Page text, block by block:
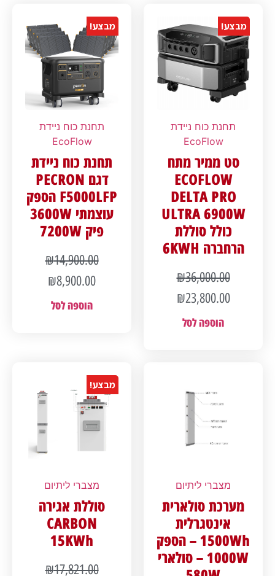
מבצע!
תחנת כוח ניידת
EcoFlow
סט ממיר מתח
ECOFLOW
DELTA PRO
ULTRA 6900W
כולל סוללת
הרחברה 6KWH
₪36,000.00
₪23,800.00
הוספה לסל
מבצע!
תחנת כוח ניידת
EcoFlow
תחנת כוח ניידת
דגם PECRON
F5000LFP הספק
עוצמתי 3600W
פיק 7200W
₪14,900.00
₪8,900.00
הוספה לסל
מצברי ליתיום
מערכת סולארית
אינטגרלית
1500Wh – הספק
1000W – סולארי
מבצע!
מצברי ליתיום
סוללת אגירה
CARBON
15KWh
₪17,821.00